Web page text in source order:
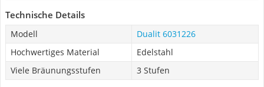
Technische Details
Modell
Dualit 6031226
Hochwertiges Material
Edelstahl
Viele Bräunungsstufen
3 Stufen